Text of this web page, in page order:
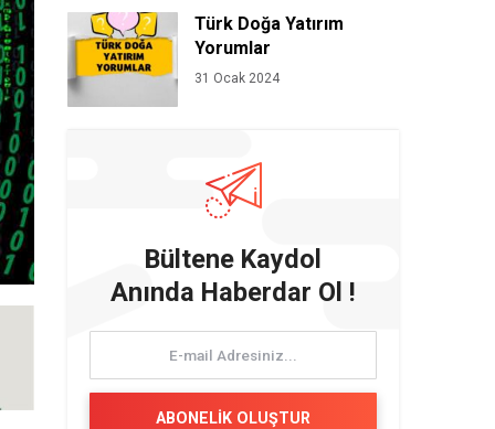
Türk Doğa Yatırım
Yorumlar
31 Ocak 2024
Bültene Kaydol
Anında Haberdar Ol !
ABONELİK OLUŞTUR